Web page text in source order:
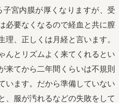
宮内膜が厚くなりますが、受
必要なくなるので経血と共に膣
理、正しくは月経と言います。
んとリズムよく来てくれるとい
てから二年間くらいは不規則
います。だから準備していない
、服が汚れるなどの失敗をして